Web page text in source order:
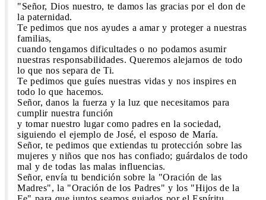
"Señor, Dios nuestro, te damos las gracias por el don de
la paternidad.
Te pedimos que nos ayudes a amar y proteger a nuestras
familias,
cuando tengamos dificultades o no podamos asumir
nuestras responsabilidades. Queremos alejarnos de todo
lo que nos separa de Ti.
Te pedimos que guíes nuestras vidas y nos inspires en
todo lo que hacemos.
Señor, danos la fuerza y la luz que necesitamos para
cumplir nuestra función
y tomar nuestro lugar como padres en la sociedad,
siguiendo el ejemplo de José, el esposo de María.
Señor, te pedimos que extiendas tu protección sobre las
mujeres y niños que nos has confiado; guárdalos de todo
mal y de todas las malas influencias.
Señor, envía tu bendición sobre la "Oración de las
Madres", la "Oración de los Padres" y los "Hijos de la